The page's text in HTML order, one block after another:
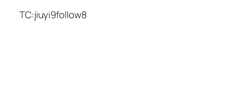
TC:jiuyi9follow8